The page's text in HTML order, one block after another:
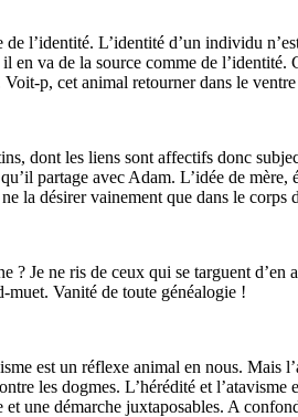
l’identité. L’identité d’un individu
en va de la source comme de
p, cet animal retourner dans le ventre
dont les liens sont affectifs donc
partage avec Adam. L’idée de
la désirer vainement que dans le
? Je ne ris de ceux qui se targuent
muet. Vanité de toute généalogie !
est un réflexe animal en nous. Mais
les dogmes. L’hérédité et
une démarche juxtaposables. A